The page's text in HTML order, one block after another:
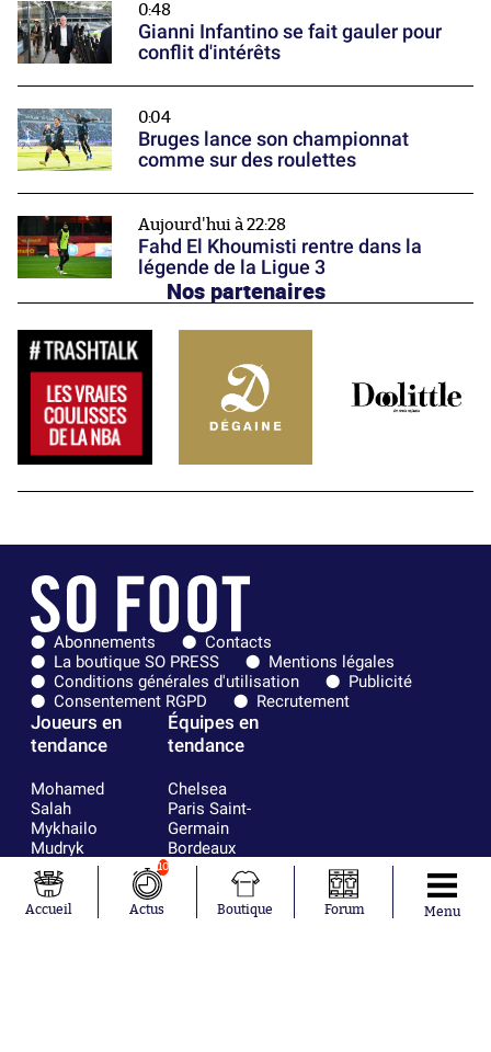
0:48
Gianni Infantino se fait gauler pour
conflit d'intérêts
0:04
Bruges lance son championnat
comme sur des roulettes
Aujourd'hui à 22:28
Fahd El Khoumisti rentre dans la
légende de la Ligue 3
Nos partenaires
Abonnements
Contacts
La boutique SO PRESS
Mentions légales
Conditions générales d'utilisation
Publicité
Consentement RGPD
Recrutement
Joueurs en
tendance
Mohamed
Salah
Mykhailo
Mudryk
Neymar
Khalis Merah
Loïs Openda
Équipes en
tendance
Chelsea
Paris Saint-
Germain
Bordeaux
Olympique
Accueil
10
Actus Boutique Forum Menu